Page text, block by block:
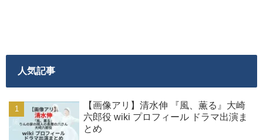
人気記事
【画像アリ】清水伸 『風、薫る』大崎
六郎役 wiki プロフィール ドラマ出演ま
とめ